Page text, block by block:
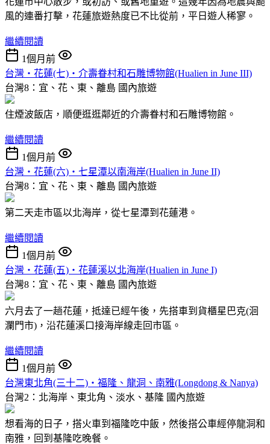
風的連番打擊，花蓮旅遊熱度已不比從前，平日遊人稀寥。
繼續閱讀
1個月前
台灣‧花蓮(七)‧介壽眷村和石雕博物館(Hualien in June III)
台灣8：宜、花、東、離島 國內旅遊
住煙波飯店，順便逛逛鄰近的介壽眷村和石雕博物館。
繼續閱讀
1個月前
台灣‧花蓮(六)‧七星潭以南海岸(Hualien in June II)
台灣8：宜、花、東、離島 國內旅遊
第二天走市區以北海岸，從七星潭到花蓮港。
繼續閱讀
1個月前
台灣‧花蓮(五)‧花蓮溪以北海岸(Hualien in June I)
台灣8：宜、花、東、離島 國內旅遊
六月去了一趟花蓮，抵達已經午後，先搭車到貨櫃星巴克(洄
瀾門市)，沿花蓮溪口接海岸線走回市區。
繼續閱讀
1個月前
台灣東北角(三十二)‧福隆、龍洞、南雅(Longdong & Nanya)
台灣2：北海岸、東北角、淡水、基隆 國內旅遊
想看海的日子，搭火車到福隆吃中飯，然後搭公車經停龍洞和
南雅，回到基隆吃晚餐。